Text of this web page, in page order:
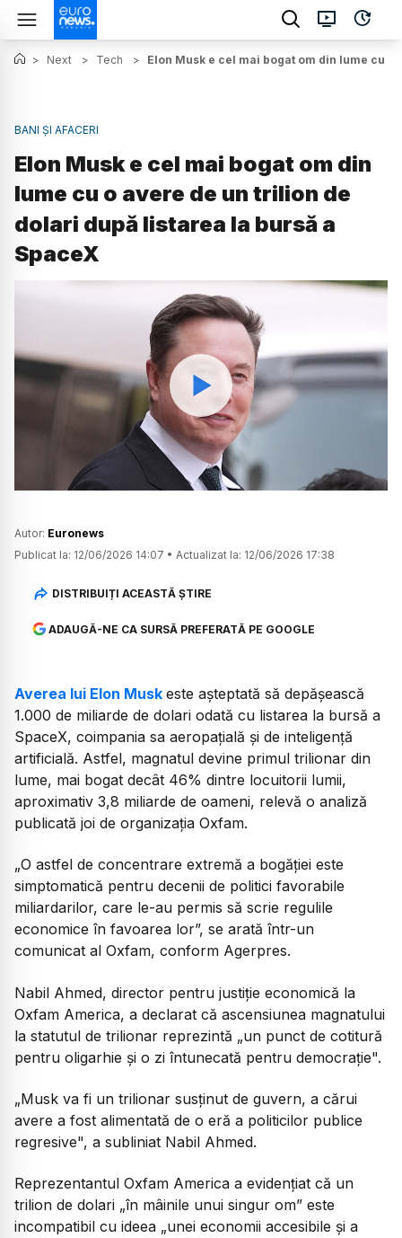
> Next > Tech > Elon Musk e cel mai bogat om din lume cu
BANI ȘI AFACERI
Elon Musk e cel mai bogat om din
lume cu o avere de un trilion de
dolari după listarea la bursă a
SpaceX
Watch
Autor: Euronews
Publicat la: 12/06/2026 14:07 • Actualizat la: 12/06/2026 17:38
DISTRIBUIȚI ACEASTĂ ȘTIRE
ADAUGĂ-NE CA SURSĂ PREFERATĂ PE GOOGLE
Averea lui Elon Musk este așteptată să depășească
1.000 de miliarde de dolari odată cu listarea la bursă a
SpaceX, coimpania sa aeropațială și de inteligență
artificială. Astfel, magnatul devine primul trilionar din
lume, mai bogat decât 46% dintre locuitorii lumii,
aproximativ 3,8 miliarde de oameni, relevă o analiză
publicată joi de organizația Oxfam.
„O astfel de concentrare extremă a bogăţiei este
simptomatică pentru decenii de politici favorabile
miliardarilor, care le-au permis să scrie regulile
economice în favoarea lor”, se arată într-un
comunicat al Oxfam, conform Agerpres.
Nabil Ahmed, director pentru justiţie economică la
Oxfam America, a declarat că ascensiunea magnatului
la statutul de trilionar reprezintă „un punct de cotitură
pentru oligarhie şi o zi întunecată pentru democraţie".
„Musk va fi un trilionar susţinut de guvern, a cărui
avere a fost alimentată de o eră a politicilor publice
regresive", a subliniat Nabil Ahmed.
Reprezentantul Oxfam America a evidențiat că un
trilion de dolari „în mâinile unui singur om” este
incompatibil cu ideea „unei economii accesibile şi a